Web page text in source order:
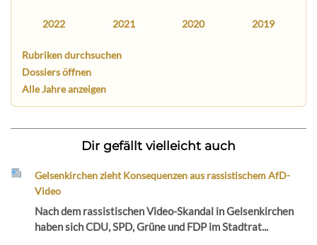
2022 2021 2020 2019
Rubriken durchsuchen
Dossiers öffnen
Alle Jahre anzeigen
Dir gefällt vielleicht auch
Gelsenkirchen zieht Konsequenzen aus rassistischem AfD-
Video
Nach dem rassistischen Video-Skandal in Gelsenkirchen
haben sich CDU, SPD, Grüne und FDP im Stadtrat...